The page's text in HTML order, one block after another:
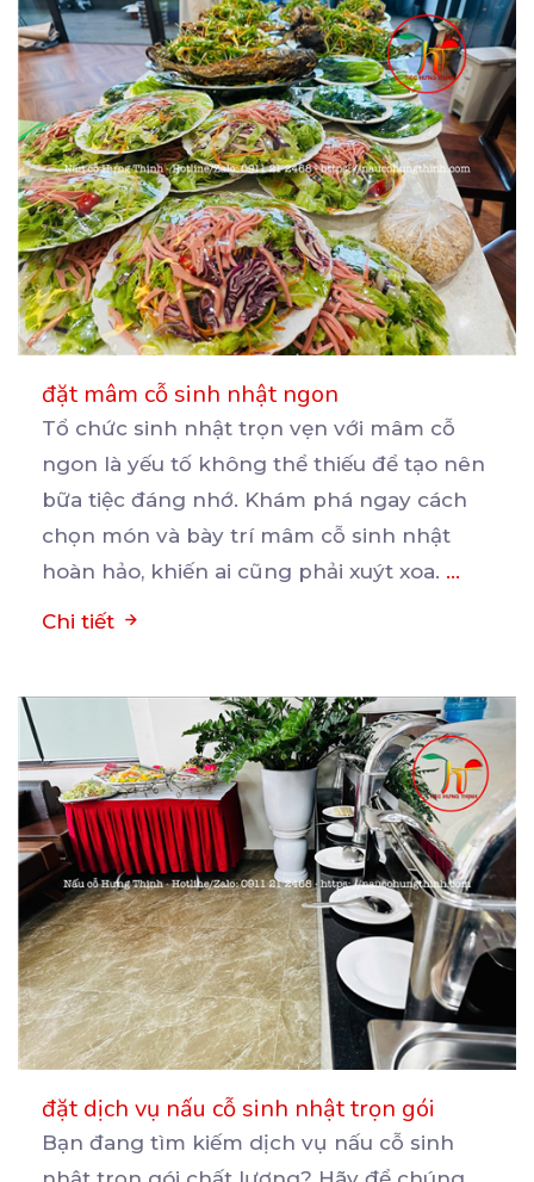
đặt mâm cỗ sinh nhật ngon
Tổ chức sinh nhật trọn vẹn với mâm cỗ
ngon là yếu tố không thể thiếu để tạo nên
bữa tiệc đáng nhớ. Khám phá ngay cách
chọn món và bày trí mâm cỗ sinh nhật
hoàn hảo, khiến ai cũng phải xuýt xoa. ...
Chi tiết
đặt dịch vụ nấu cỗ sinh nhật trọn gói
Bạn đang tìm kiếm dịch vụ nấu cỗ sinh